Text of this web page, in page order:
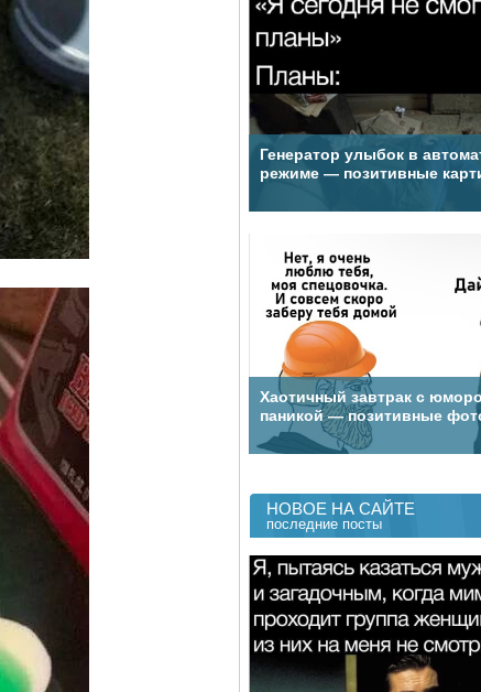
Генератор улыбок в
режиме — позитивные
Хаотичный завтрак с
паникой — позитивные
НОВОЕ НА САЙТЕ
последние посты